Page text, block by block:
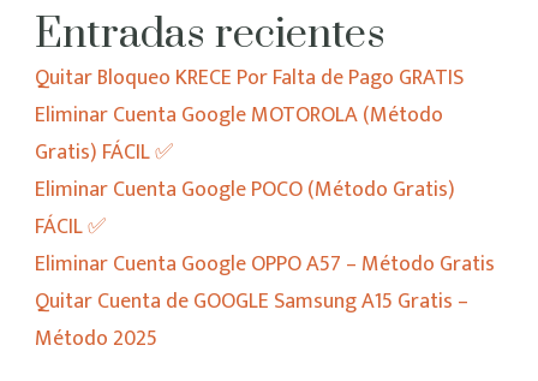
MÉTODO
2025
Entradas recientes
Quitar Bloqueo KRECE Por Falta de Pago GRATIS
Eliminar Cuenta Google MOTOROLA (Método
Gratis) FÁCIL ✅
Eliminar Cuenta Google POCO (Método Gratis)
FÁCIL ✅
Eliminar Cuenta Google OPPO A57 – Método Gratis
Quitar Cuenta de GOOGLE Samsung A15 Gratis –
Método 2025